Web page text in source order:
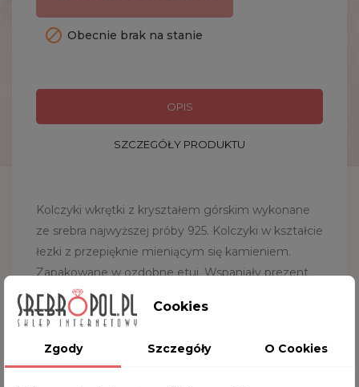
 Obecnie brak na stanie
OPIS
SZCZEGÓŁY PRODUKTU
Kolczyki wkrętki z kryształem górskim wykonane
ze srebra najwyższej próby 925. Kolczyki w kształcie
łezki z przepięknie mieniącym się kamieniem.
Zapakowane w ozdobne etui. Wspaniały prezent
na każdą okazję.
Waga:4.3g
Kruszec:
Cookies
Zgody Szczegóły O Cookies